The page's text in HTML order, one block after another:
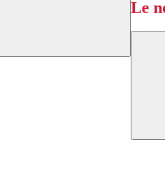
Le